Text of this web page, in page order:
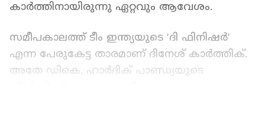
കാര്‍ത്തിനായിരുന്നു ഏറ്റവും ആവേശം.
സമീപകാലത്ത് ടീം ഇന്ത്യയുടെ 'ദി ഫിനിഷര്‍'
എന്ന പേരുകേട്ട താരമാണ് ദിനേശ് കാര്‍ത്തിക്.
അതേ ഡികെ, ഹാര്‍ദിക് പാണ്ഡ്യയുടെ